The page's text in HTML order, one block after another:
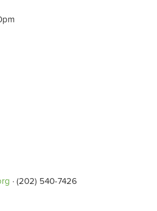
· (202) 540-7426